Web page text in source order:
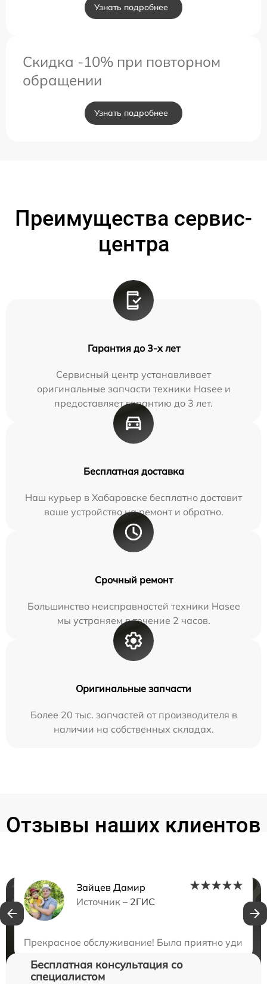
Узнать подробнее
Скидка -10% при повторном
обращении
Узнать подробнее
Преимущества сервис-
центра
Гарантия до 3-х лет
Сервисный центр устанавливает
оригинальные запчасти техники Hasee и
предоставляет гарантию до 3 лет.
Бесплатная доставка
Наш курьер в Хабаровске бесплатно доставит
ваше устройство на ремонт и обратно.
Срочный ремонт
Большинство неисправностей техники Hasee
мы устраняем в течение 2 часов.
Оригинальные запчасти
Более 20 тыс. запчастей от производителя в
наличии на собственных складах.
Отзывы наших клиентов
Зайцев Дамир
Источник – 2ГИС
Прекрасное обслуживание! Была приятно
Нужна консультация?
Бесплатная консультация со
специалистом